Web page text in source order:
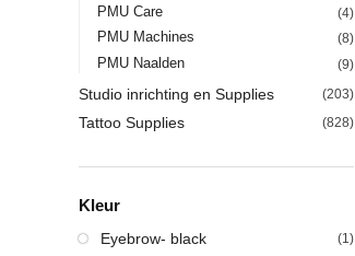
PMU Care (4)
PMU Machines (8)
PMU Naalden (9)
Studio inrichting en Supplies (203)
Tattoo Supplies (828)
Kleur
Eyebrow- black (1)